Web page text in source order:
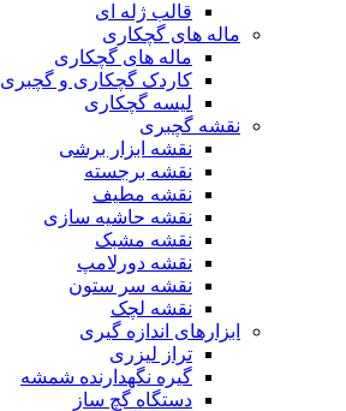
قالب ژله ای
ماله های گچکاری
ماله های گچکاری
کاردک گچکاری و گچبری
لیسه گچکاری
نقشه گچبری
نقشه ابزار برشی
نقشه برجسته
نقشه مطیف
نقشه حاشیه سازی
نقشه مشبک
نقشه دورلامپ
نقشه سر ستون
نقشه لچک
ابزارهای اندازه گیری
تراز لیزری
گیره نگهدارنده شمشه
دستگاه گچ ساز